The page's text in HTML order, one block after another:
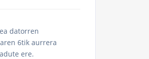
datorren
6tik aurrera
ere.